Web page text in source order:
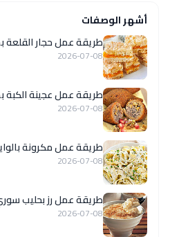
أشهر الوصفات
طريقة عمل حجار
2026-07-08
طريقة عمل عجينة الكبة
2026-07-08
طريقة عمل مكرونة
2026-07-08
طريقة عمل رز بحليب سوري بـ 5
2026-07-08